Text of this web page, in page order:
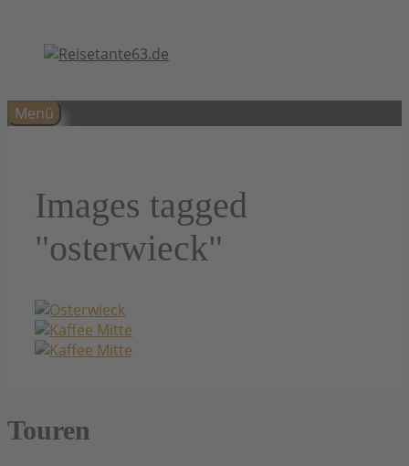
springen
Menü
Images tagged
"osterwieck"
Touren